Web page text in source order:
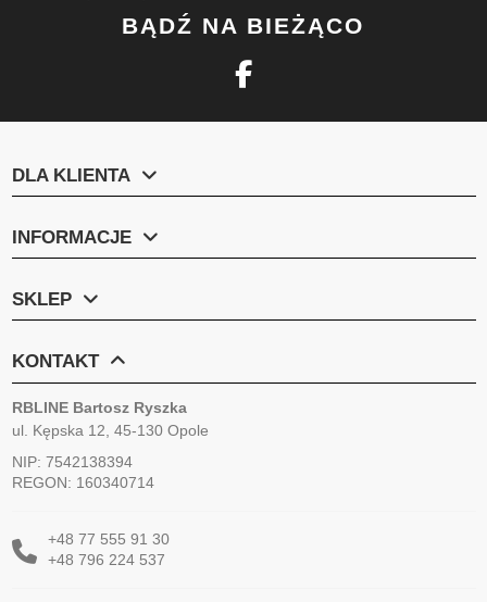
BĄDŹ NA BIEŻĄCO
DLA KLIENTA
INFORMACJE
SKLEP
KONTAKT
RBLINE Bartosz Ryszka
ul. Kępska 12, 45-130 Opole
NIP: 7542138394
REGON: 160340714
+48 77 555 91 30
+48 796 224 537